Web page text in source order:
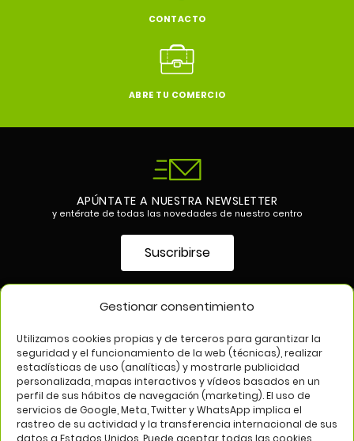
Gestionar consentimiento
Utilizamos cookies propias y de terceros para garantizar la
seguridad y el funcionamiento de la web (técnicas), realizar
estadísticas de uso (analíticas) y mostrarle publicidad
personalizada, mapas interactivos y vídeos basados en un
perfil de sus hábitos de navegación (marketing). El uso de
servicios de Google, Meta, Twitter y WhatsApp implica el
rastreo de su actividad y la transferencia internacional de sus
datos a Estados Unidos. Puede aceptar todas las cookies
CONTACTO
ABRE TU COMERCIO
APÚNTATE A NUESTRA NEWSLETTER
y entérate de todas las novedades de nuestro centro
Suscribirse